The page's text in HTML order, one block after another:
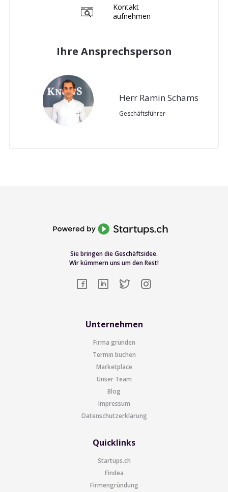
Kontakt
aufnehmen
Ihre Ansprechsperson
Herr Ramin Schams
Geschäftsführer
Sie bringen die Geschäftsidee.
Wir kümmern uns um den Rest!
Unternehmen
Firma gründen
Termin buchen
Marketplace
Unser Team
Blog
Impressum
Datenschutzerklärung
Quicklinks
Startups.ch
Findea
Firmengründung